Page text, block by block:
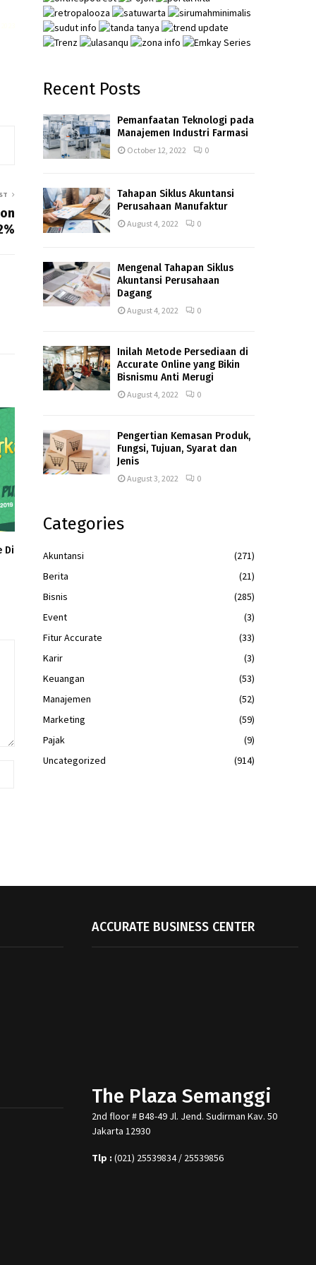
Di
Recent Posts
Pemanfaatan Teknologi pada
Manajemen Industri Farmasi
October 12, 2022 0
Tahapan Siklus Akuntansi
Perusahaan Manufaktur
August 4, 2022 0
Mengenal Tahapan Siklus
Akuntansi Perusahaan
Dagang
August 4, 2022 0
Inilah Metode Persediaan di
Accurate Online yang Bikin
Bisnismu Anti Merugi
August 4, 2022 0
Pengertian Kemasan Produk,
Fungsi, Tujuan, Syarat dan
Jenis
August 3, 2022 0
Categories
Akuntansi
(271)
Berita
(21)
Bisnis
(285)
Event
(3)
Fitur Accurate
(33)
Karir
(3)
Keuangan
(53)
Manajemen
(52)
Marketing
(59)
Pajak
(9)
Uncategorized
(914)
ACCURATE BUSINESS CENTER
The Plaza Semanggi
2nd floor # B48-49 Jl. Jend. Sudirman Kav. 50
Jakarta 12930
Tlp : (021) 25539834 / 25539856